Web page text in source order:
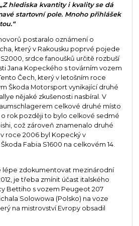
„Z hlediska kvantity i kvality se dá
startovní pole. Mnoho přihlášek
postaralo oznámení o
který v Rakousku poprvé pojede
srdce fanoušků určitě rozbuší
Jana Kopeckého s továrním vozem
Čech, který v letošním roce
Škoda Motorsport vynikající druhé
nějaké zkušenosti nasbíral. V
celkové druhé místo
o rok později to bylo celkové sedmé
což zároveň znamenalo druhé
roce 2006 byl Kopecký v
Fabia S1600 na celkovém 14.
lépe zdokumentovat mezinárodní
je třeba zmínit účast italského
Bettiho s vozem Peugeot 207
Solowowa (Polsko) na voze
na mistrovství Evropy obsadil